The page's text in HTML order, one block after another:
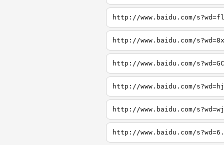
http://www.baidu.com/
http://www.baidu.com/
http://www.baidu.com/
http://www.baidu.com/
http://www.baidu.com/
http://www.baidu.com/